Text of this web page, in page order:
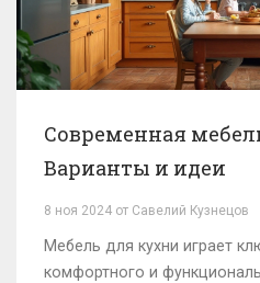
Современная
Варианты и идеи
8 ноя 2024 от Савелий Кузнецов
Мебель для кухни играет
комфортного и